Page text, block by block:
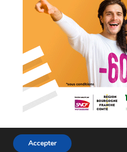
Accepter